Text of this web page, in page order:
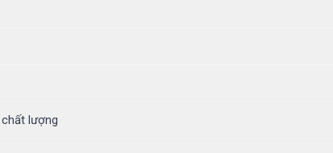
lượng